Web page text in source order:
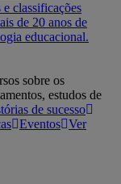
classificações
de 20 anos de
educacional.
sobre os
estudos de
de sucesso
Eventos Ver